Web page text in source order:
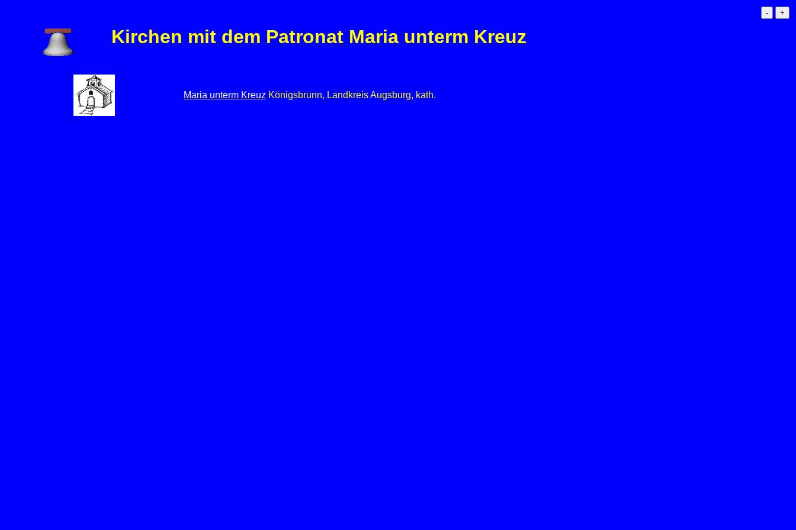
Kirchen mit dem Patronat Maria unterm Kreuz
Maria unterm Kreuz Königsbrunn, Landkreis Augsburg, kath.